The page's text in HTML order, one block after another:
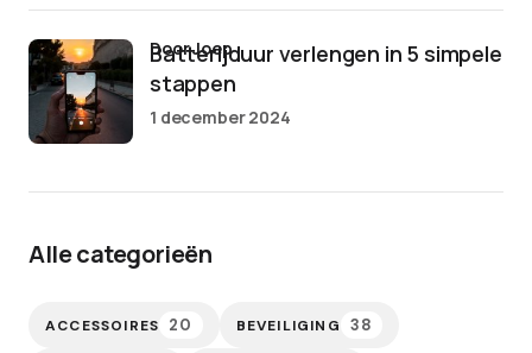
Batterijduur verlengen in 5 simpele
stappen
door Joep
1 december 2024
Alle categorieën
ACCESSOIRES 20 BEVEILIGING 38